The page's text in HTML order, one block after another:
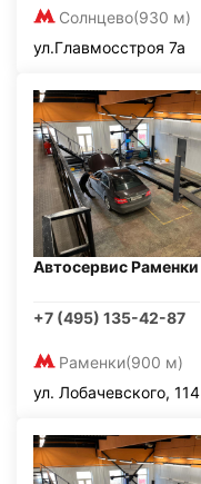
Солнцево(930 м)
ул.Главмосстроя 7а
Автосервис Раменки
+7 (495) 135-42-87
Раменки(900 м)
ул. Лобачевского, 114